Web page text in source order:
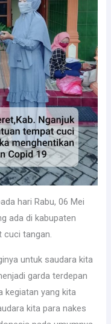
hari Rabu, 06 Mei
ada di kabupaten
cuci tangan.
untuk saudara kita
garda terdepan
kegiatan yang kita
kita para nakes